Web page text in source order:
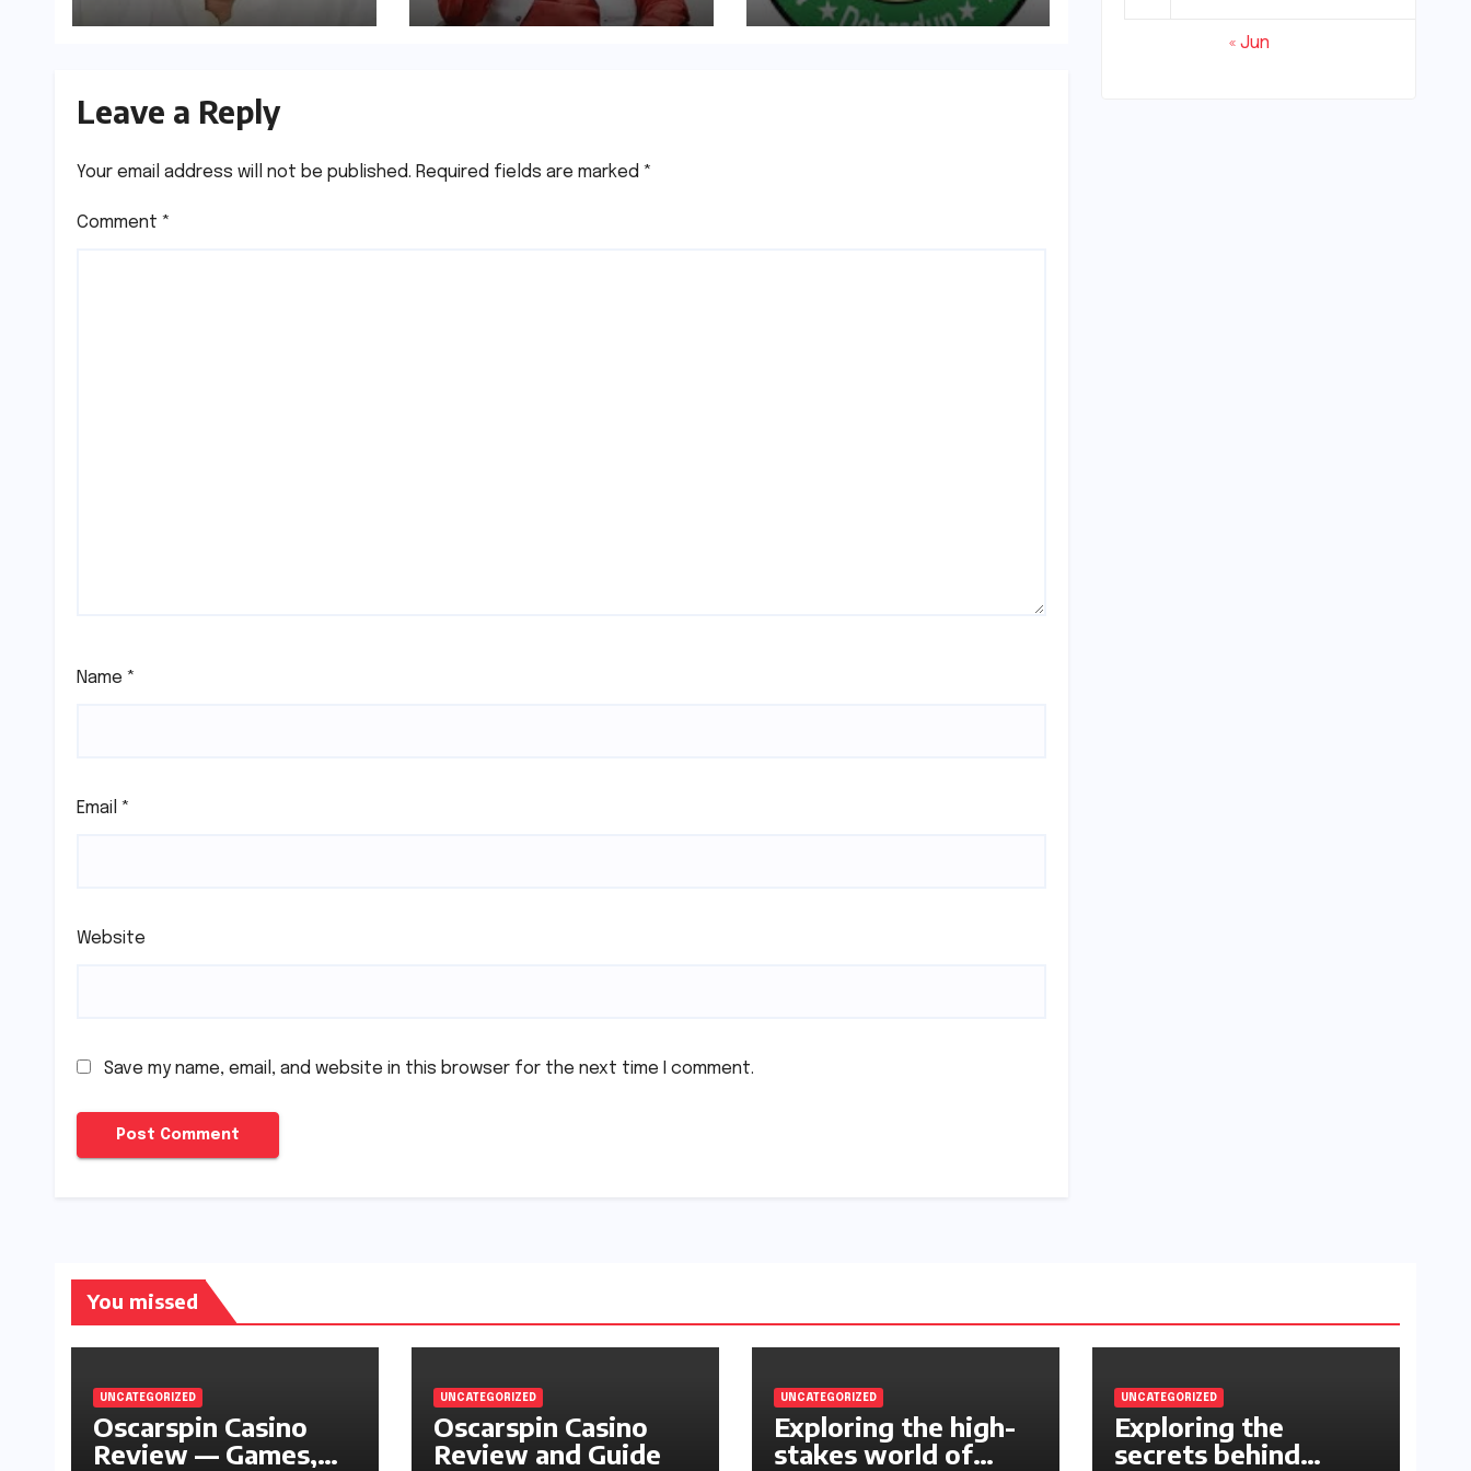
Leave a Reply
Your email address will not be published. Required fields are marked *
Comment *
Name *
Email *
Website
Save my name, email, and website in this browser for the next time I comment.
« Jun
You missed
UNCATEGORIZED
Oscarspin Casino
Review — Games,
UNCATEGORIZED
Oscarspin Casino
Review and Guide
UNCATEGORIZED
Exploring the high-
stakes world of
UNCATEGORIZED
Exploring the
secrets behind